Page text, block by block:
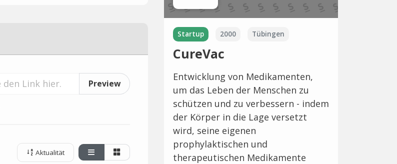
Preview
Aktualität
Startup 2000 Tübingen
CureVac
Entwicklung von Medikamenten,
um das Leben der Menschen zu
schützen und zu verbessern - indem
der Körper in die Lage versetzt
wird, seine eigenen
prophylaktischen und
therapeutischen Medikamente